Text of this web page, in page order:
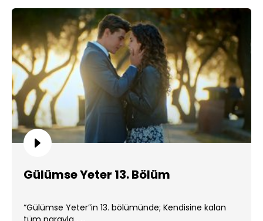
Gülümse Yeter 13. Bölüm
“Gülümse Yeter”in 13. bölümünde; Kendisine kalan